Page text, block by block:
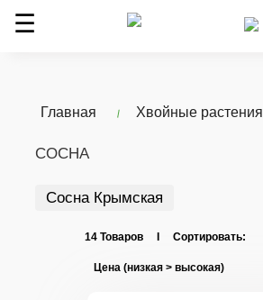
Главная Хвойные растения
СОСНА
Сосна Крымская
14 Товаров I Сортировать: